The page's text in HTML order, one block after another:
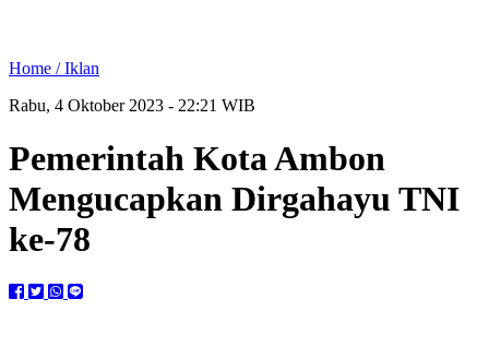
Home /Iklan
Rabu, 4 Oktober 2023 - 22:21 WIB
Pemerintah Kota Ambon
Mengucapkan Dirgahayu TNI
ke-78